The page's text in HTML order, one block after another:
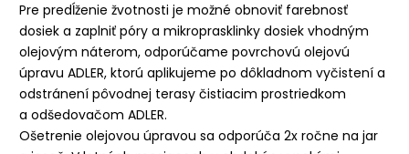
Pre predĺženie žvotnosti je možné obnoviť farebnosť
dosiek a zaplniť póry a mikroprasklinky dosiek vhodným
olejovým náterom, odporúčamepovrchovú olejovú
úpravu ADLER, ktorú aplikujeme po dôkladnom vyčistení a
odstránení pôvodnej terasy čistiacim prostriedkom
aodšedovačom ADLER.
Ošetrenie olejovou úpravou sa odporúča 2x ročne na jar